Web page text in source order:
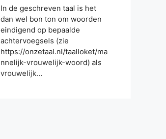
In de geschreven taal is het
dan wel bon ton om woorden
eindigend op bepaalde
achtervoegsels (zie
https://onzetaal.nl/taalloket/ma
nnelijk-vrouwelijk-woord) als
vrouwelijk…